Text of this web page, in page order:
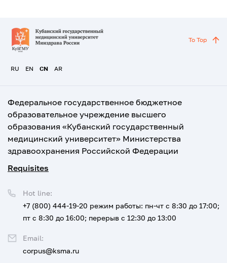
RU EN CN AR
To Top
Федеральное государственное бюджетное
образовательное учреждение высшего
образования «Кубанский государственный
медицинский университет» Министерства
здравоохранения Российской Федерации
Requisites
Hot line:
+7 (800) 444-19-20 режим работы: пн-чт с 8:30 до 17:00;
пт с 8:30 до 16:00; перерыв с 12:30 до 13:00
Email:
corpus@ksma.ru